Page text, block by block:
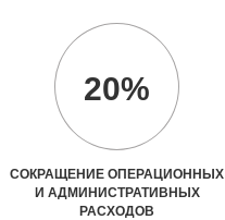
20%
СОКРАЩЕНИЕ ОПЕРАЦИОННЫХ
И АДМИНИСТРАТИВНЫХ
РАСХОДОВ